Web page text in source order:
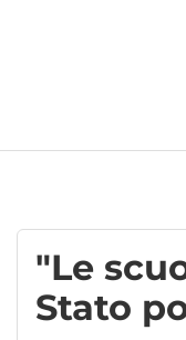
"Le
Stato